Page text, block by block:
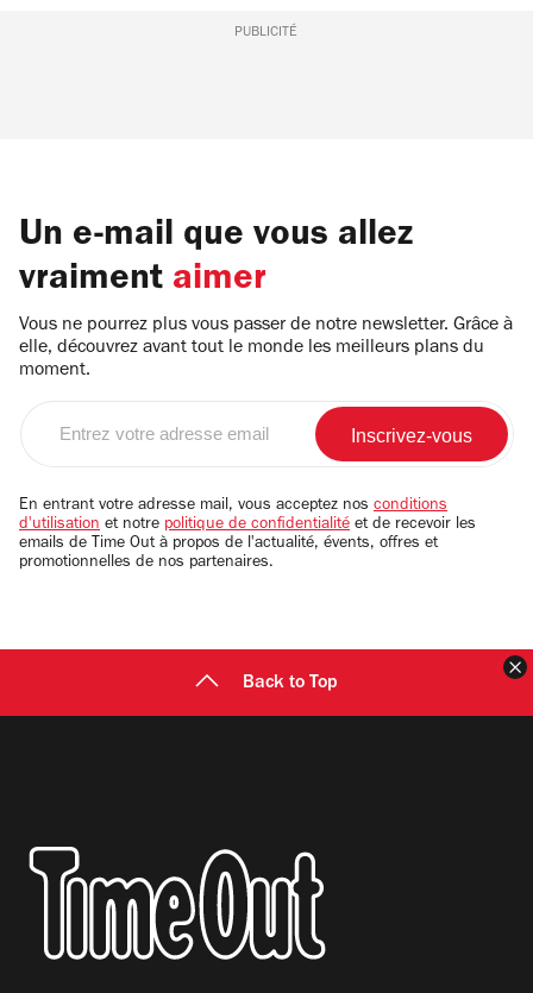
PUBLICITÉ
Un e-mail que vous allez
vraiment aimer
Vous ne pourrez plus vous passer de notre newsletter. Grâce à
elle, découvrez avant tout le monde les meilleurs plans du
moment.
email
En entrant votre adresse mail, vous acceptez nos conditions
d'utilisation et notre politique de confidentialité et de recevoir les
emails de Time Out à propos de l'actualité, évents, offres et
promotionnelles de nos partenaires.
Back to Top